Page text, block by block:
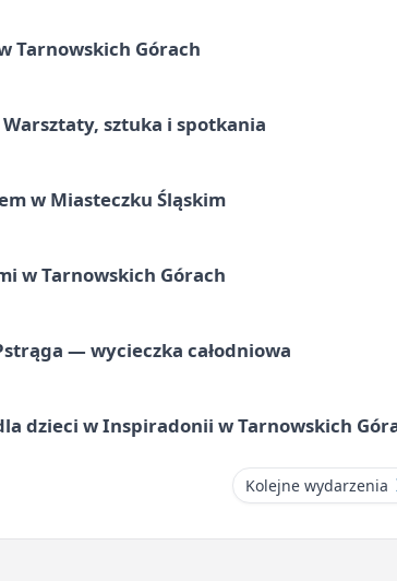
w Tarnowskich Górach
sztuka i spotkania
w Miasteczku Śląskim
w Tarnowskich Górach
— wycieczka całodniowa
dzieci w Inspiradonii w Tarnowskich
Kolejne wydarzenia